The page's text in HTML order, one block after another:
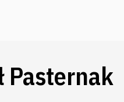
Pasternak